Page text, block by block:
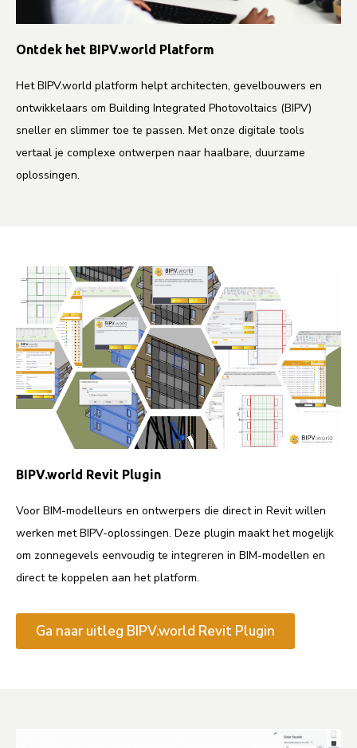
Ontdek het BIPV.world Platform
Het BIPV.world platform helpt architecten, gevelbouwers en
ontwikkelaars om Building Integrated Photovoltaics (BIPV)
sneller en slimmer toe te passen. Met onze digitale tools
vertaal je complexe ontwerpen naar haalbare, duurzame
oplossingen.
BIPV.world Revit Plugin
Voor BIM-modelleurs en ontwerpers die direct in Revit willen
werken met BIPV-oplossingen. Deze plugin maakt het mogelijk
om zonnegevels eenvoudig te integreren in BIM-modellen en
direct te koppelen aan het platform.
Ga naar uitleg BIPV.world Revit Plugin